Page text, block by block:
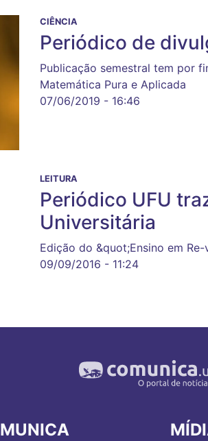
CIÊNCIA
Periódico de
Publicação semestral tem por
Matemática Pura e Aplicada
07/06/2019 - 16:46
LEITURA
Periódico UFU
Universitária
Edição do &quot;Ensino em
09/09/2016 - 11:24